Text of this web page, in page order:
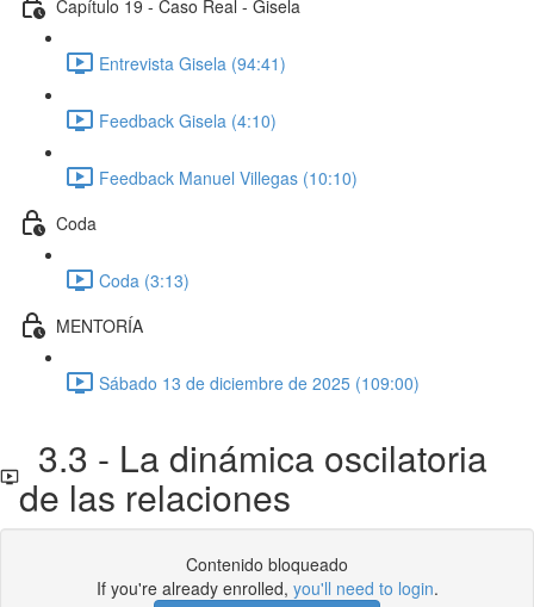
Capítulo 19 - Caso Real - Gisela
Entrevista Gisela (94:41)
Feedback Gisela (4:10)
Feedback Manuel Villegas (10:10)
Coda
Coda (3:13)
MENTORÍA
Sábado 13 de diciembre de 2025 (109:00)
3.3 - La dinámica oscilatoria
de las relaciones
Contenido bloqueado
If you're already enrolled, you'll need to login.